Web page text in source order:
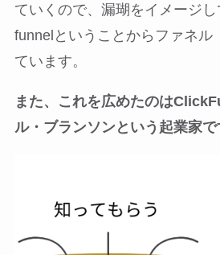
ていくので、漏瑚をイメージ
funnelということからファネル
ています。
また、これを広めたのは
ル・ブランソンという起業家で